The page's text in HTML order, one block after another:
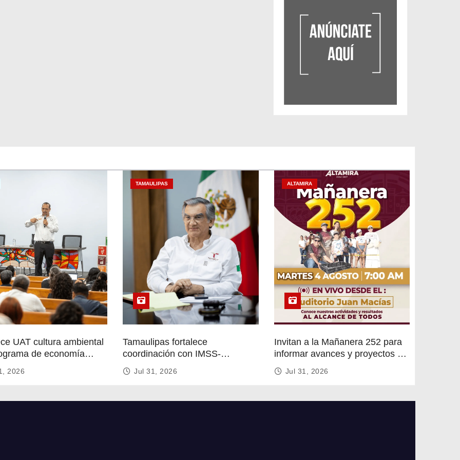
UAT cultura ambiental
de economía
2026
TAMAULIPAS
Tamaulipas fortalece
coordinación con IMSS-
Bienestar para mejorar servicios
de salud
Jul 31, 2026
ALTAMIRA
Invitan a la Mañanera 252 para
informar avances y proyectos de
Altamira
Jul 31, 2026